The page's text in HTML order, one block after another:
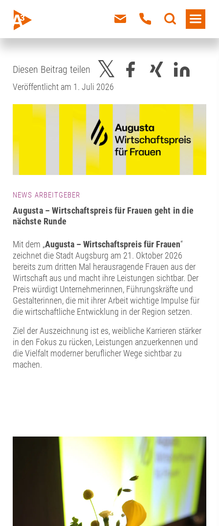
Diesen Beitrag teilen
Veröffentlicht am 1. Juli 2026
NEWS ARBEITGEBER
Augusta – Wirtschaftspreis für Frauen geht in die
nächste Runde
Mit dem „Augusta – Wirtschaftspreis für Frauen“
zeichnet die Stadt Augsburg am 21. Oktober 2026
bereits zum dritten Mal herausragende Frauen aus der
Wirtschaft aus und macht ihre Leistungen sichtbar. Der
Preis würdigt Unternehmerinnen, Führungskräfte und
Gestalterinnen, die mit ihrer Arbeit wichtige Impulse für
die wirtschaftliche Entwicklung in der Region setzen.
Ziel der Auszeichnung ist es, weibliche Karrieren stärker
in den Fokus zu rücken, Leistungen anzuerkennen und
die Vielfalt moderner beruflicher Wege sichtbar zu
machen.